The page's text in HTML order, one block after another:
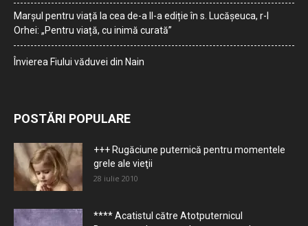
Marșul pentru viață la cea de-a II-a ediție în s. Lucășeuca, r-l
Orhei: „Pentru viață, cu inimă curată”
Învierea Fiului văduvei din Nain
POSTĂRI POPULARE
+++ Rugăciune puternică pentru momentele
grele ale vieţii
28 iulie 2010
**** Acatistul către Atotputernicul